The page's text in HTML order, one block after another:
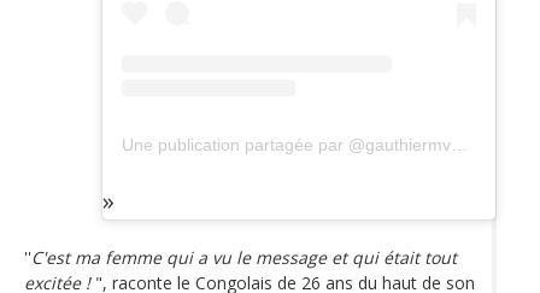
Une publication partagée par @gauthiermvumbi
''C'est ma femme qui a vu le message et qui était tout
excitée !", raconte le Congolais de 26 ans du haut de son